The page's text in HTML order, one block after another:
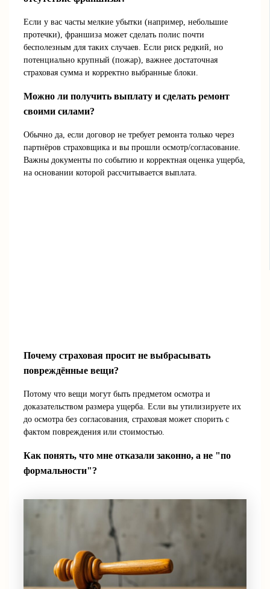
Если у вас часты мелкие убытки (например, небольшие
протечки), франшиза может сделать полис почти
бесполезным для таких случаев. Если риск редкий, но
потенциально крупный (пожар), важнее достаточная
страховая сумма и корректно выбранные блоки.
Можно ли получить выплату и сделать ремонт
своими силами?
Обычно да, если договор не требует ремонта только через
партнёров страховщика и вы прошли осмотр/согласование.
Важны документы по событию и корректная оценка ущерба,
на основании которой рассчитывается выплата.
Почему страховая просит не выбрасывать
повреждённые вещи?
Потому что вещи могут быть предметом осмотра и
доказательством размера ущерба. Если вы утилизируете их
до осмотра без согласования, страховая может спорить с
фактом повреждения или стоимостью.
Как понять, что мне отказали законно, а не "по
формальности"?